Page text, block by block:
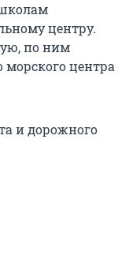
центру.
по ним
центра
и дорожного